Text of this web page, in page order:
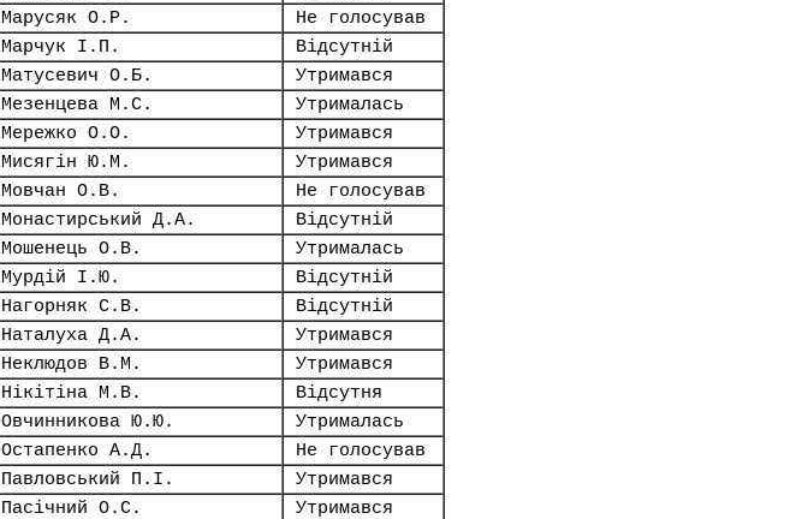
Марусяк О.Р.
Не голосував
Марчук І.П.
Відсутній
Матусевич О.Б.
Утримався
Мезенцева М.С.
Утрималась
Мережко О.О.
Утримався
Мисягін Ю.М.
Утримався
Мовчан О.В.
Не голосував
Монастирський Д.А.
Відсутній
Мошенець О.В.
Утрималась
Мурдій І.Ю.
Відсутній
Нагорняк С.В.
Відсутній
Наталуха Д.А.
Утримався
Неклюдов В.М.
Утримався
Нікітіна М.В.
Відсутня
Овчинникова Ю.Ю.
Утрималась
Остапенко А.Д.
Не голосував
Павловський П.І.
Утримався
Пасічний О.С.
Утримався